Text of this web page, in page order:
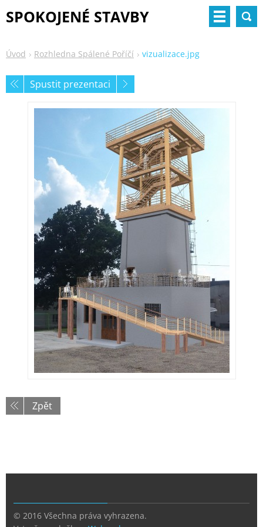
SPOKOJENÉ STAVBY
Úvod Rozhledna Spálené Poříčí vizualizace.jpg
Spustit prezentaci
Zpět
© 2016 Všechna práva vyhrazena.